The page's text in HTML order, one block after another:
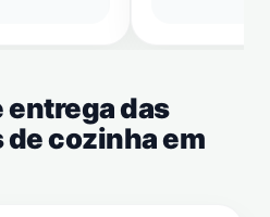
entrega das
de cozinha em